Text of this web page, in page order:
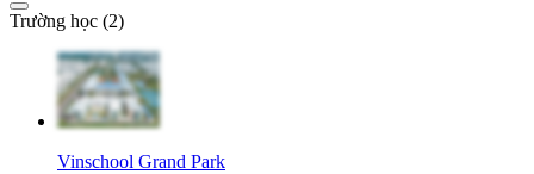
Trường học (2)
Vinschool Grand Park